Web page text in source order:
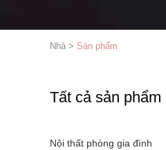
Nhà > Sản phẩm
Tất cả sản phẩm
Nội thất phòng gia đình